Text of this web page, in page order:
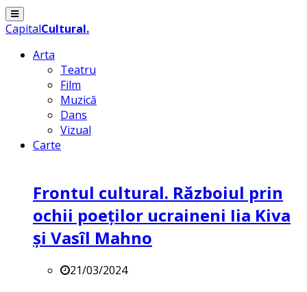
Menu
CapitalCultural.
Arta
Teatru
Film
Muzică
Dans
Vizual
Carte
Frontul cultural. Războiul prin
ochii poeților ucraineni Iia Kiva
și Vasîl Mahno
21/03/2024